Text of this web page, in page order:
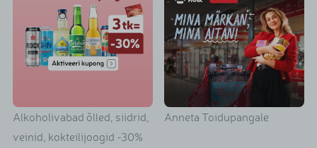
Alkoholivabad õlled, siidrid,
veinid, kokteilijoogid -30%
Anneta Toidupangale